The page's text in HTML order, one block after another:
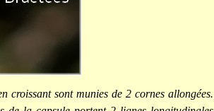
croissant sont munies de 2 cornes allongées.